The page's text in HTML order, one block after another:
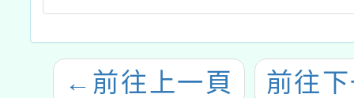
← 前往上一頁 前往